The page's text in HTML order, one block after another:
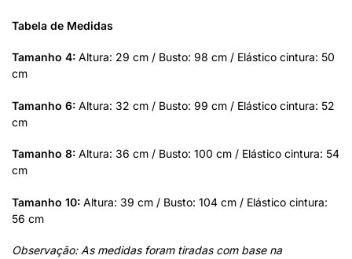
Tabela de Medidas
Tamanho 4: Altura: 29 cm / Busto: 98 cm / Elástico cintura: 50
cm
Tamanho 6: Altura: 32 cm / Busto: 99 cm / Elástico cintura: 52
cm
Tamanho 8: Altura: 36 cm / Busto: 100 cm / Elástico cintura: 54
cm
Tamanho 10: Altura: 39 cm / Busto: 104 cm / Elástico cintura:
56 cm
Observação: As medidas foram tiradas com base na